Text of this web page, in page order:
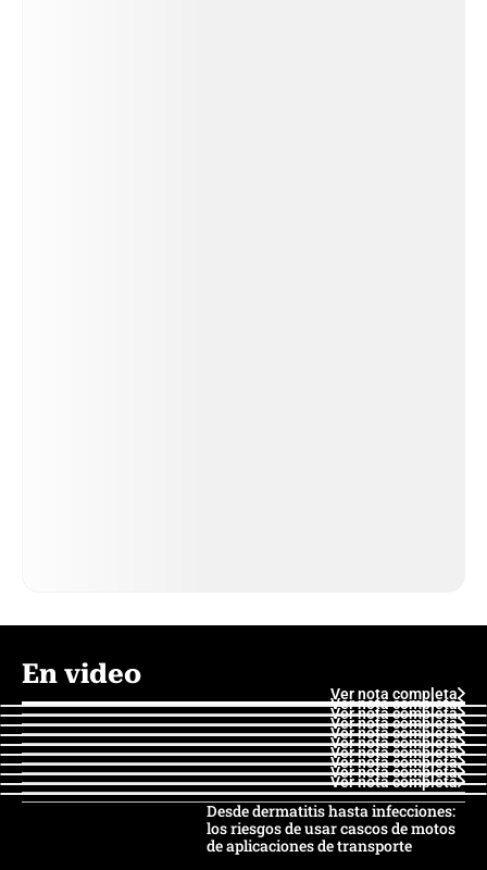
En video
Ver nota completa
Ver nota completa
Ver nota completa
Ver nota completa
Ver nota completa
Ver nota completa
Ver nota completa
Ver nota completa
Ver nota completa
Ver nota completa
Desde dermatitis hasta infecciones:
los riesgos de usar cascos de motos
de aplicaciones de transporte